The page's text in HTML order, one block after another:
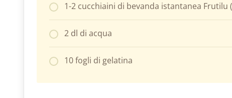
1-2 cucchiaini di bevanda istantanea
2 dl di acqua
10 fogli di gelatina